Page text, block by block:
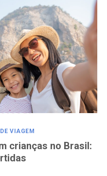
VIAGEM
crianças no Brasil: